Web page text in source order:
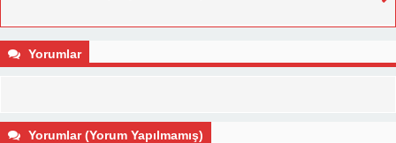
Yorumlar
Yorumlar (Yorum Yapılmamış)